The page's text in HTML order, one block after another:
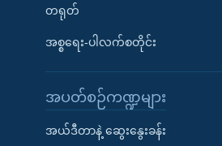
တရုတ်
အစ္စရေး-ပါလက်စတိုင်း
အပတ်စဉ်ကဏ္ဍများ
အယ်ဒီတာနဲ့ ဆွေးနွေးခန်း